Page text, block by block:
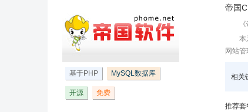
基于PHP MySQL数据库
开源 免费
帝国
本
网站
相关
推荐套